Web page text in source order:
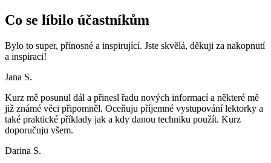
Co se líbilo účastníkům
Bylo to super, přínosné a inspirující. Jste skvělá, děkuji za nakopnutí
a inspiraci!
Jana S.
Kurz mě posunul dál a přinesl řadu nových informací a některé mě
již známé věci připomněl. Oceňuju příjemné vystupování lektorky a
také praktické příklady jak a kdy danou techniku použít. Kurz
doporučuju všem.
Darina S.